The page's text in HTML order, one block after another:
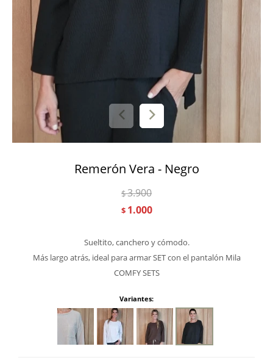
Remerón Vera - Negro
$ 1.000
$3.900
Sueltito, canchero y cómodo.
Más largo atrás, ideal para armar SET con el pantalón Mila
COMFY SETS
Variantes: